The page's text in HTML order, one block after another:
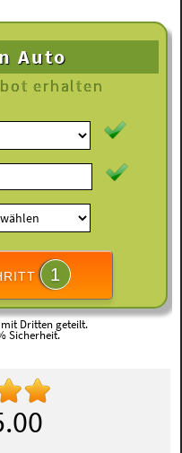
Auto
erhalten
1
Dritten geteilt.
Sicherheit.